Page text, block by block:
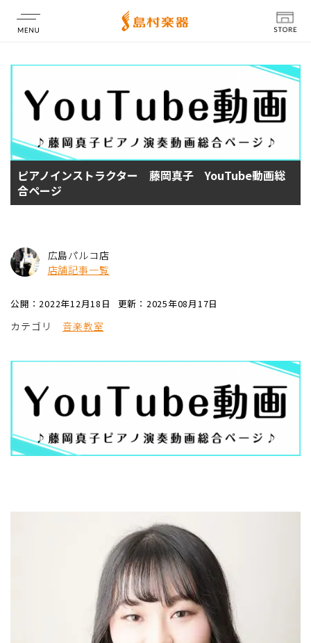
店舗情報
ピアノインストラクター 藤岡真子 YouTube動画総
合ページ
広島パルコ店
店舗記事一覧
公開：2022年12月18日 更新：2025年08月17日
カテゴリ 音楽教室